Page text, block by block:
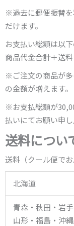
※過去に郵便振替
だけます。
お支払い総額は以下
商品代金合計＋送料
※ご注文の商品が多
の金額が増えます。
※お支払総額が
払いにてお願い申
送料につい
送料（クール便でお
北海道
青森・秋田・岩手
山形・福島・沖縄